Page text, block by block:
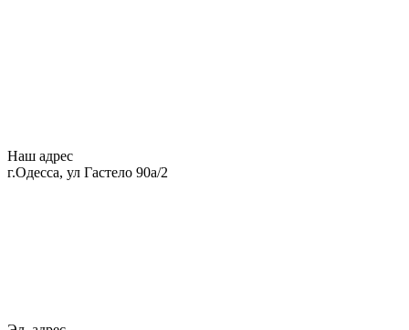
Наш адрес
г.Одесса, ул Гастело 90а/2